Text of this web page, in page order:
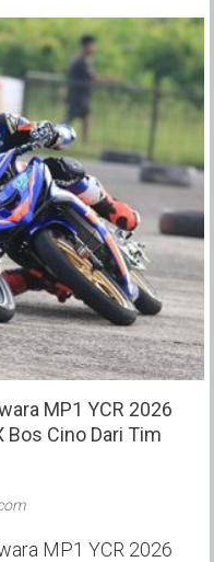
MP1 YCR 2026
Bos Cino Dari Tim
MP1 YCR 2026